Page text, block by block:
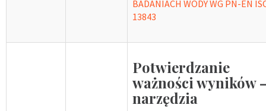
BADANIACH WODY WG PN-EN
13843
Potwierdzanie
ważności wyników
narzędzia